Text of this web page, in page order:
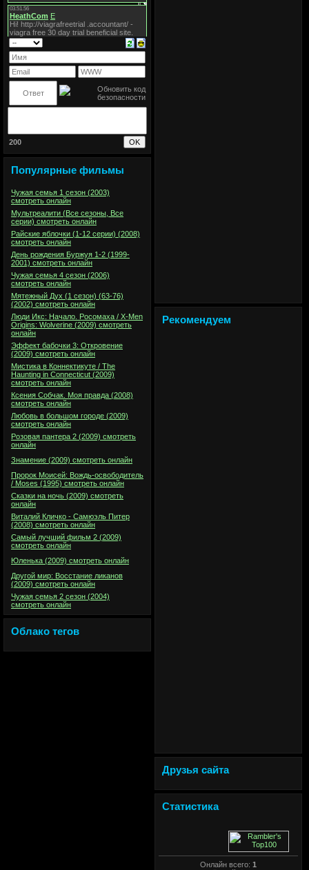
200
Популярные фильмы
Чужая семья 1 сезон (2003)
смотреть онлайн
Мультреалити (Все сезоны, Все
серии) смотреть онлайн
Райские яблочки (1-12 серии) (2008)
смотреть онлайн
День рождения Буржуя 1-2 (1999-
2001) смотреть онлайн
Чужая семья 4 сезон (2006)
смотреть онлайн
Мятежный Дух (1 сезон) (63-76)
(2002) смотреть онлайн
Люди Икс: Начало. Росомаха / X-Men
Origins: Wolverine (2009) смотреть
онлайн
Эффект бабочки 3: Откровение
(2009) смотреть онлайн
Мистика в Коннектикуте / The
Haunting in Connecticut (2009)
смотреть онлайн
Ксения Собчак. Моя правда (2008)
смотреть онлайн
Любовь в большом городе (2009)
смотреть онлайн
Розовая пантера 2 (2009) смотреть
онлайн
Знамение (2009) смотреть онлайн
Пророк Моисей: Вождь-освободитель
/ Moses (1995) смотреть онлайн
Сказки на ночь (2009) смотреть
онлайн
Виталий Кличко - Самюэль Питер
(2008) смотреть онлайн
Самый лучший фильм 2 (2009)
смотреть онлайн
Юленька (2009) смотреть онлайн
Другой мир: Восстание ликанов
(2009) смотреть онлайн
Чужая семья 2 сезон (2004)
смотреть онлайн
Облако тегов
Рекомендуем
Друзья сайта
Статистика
Онлайн всего: 1